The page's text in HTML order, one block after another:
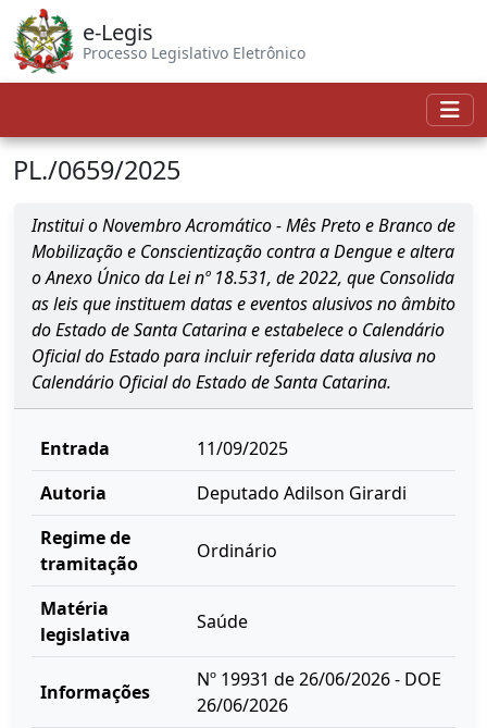
e-Legis
Processo Legislativo Eletrônico
PL./0659/2025
Institui o Novembro Acromático - Mês Preto e Branco de
Mobilização e Conscientização contra a Dengue e altera
o Anexo Único da Lei nº 18.531, de 2022, que Consolida
as leis que instituem datas e eventos alusivos no âmbito
do Estado de Santa Catarina e estabelece o Calendário
Oficial do Estado para incluir referida data alusiva no
Calendário Oficial do Estado de Santa Catarina.
Entrada
11/09/2025
Autoria
Deputado Adilson Girardi
Regime de
tramitação
Ordinário
Matéria
legislativa
Saúde
Informações
Nº 19931 de 26/06/2026 - DOE
26/06/2026